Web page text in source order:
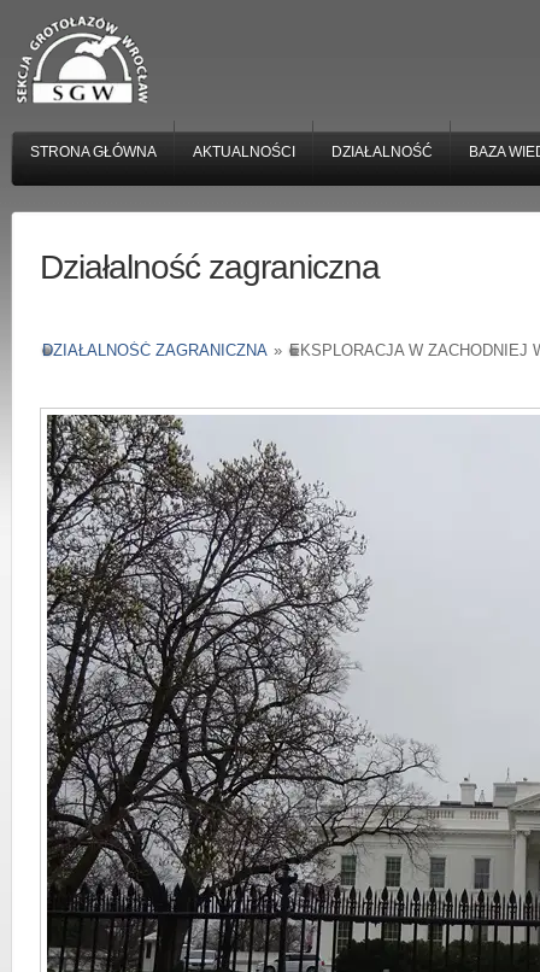
STRONA GŁÓWNA AKTUALNOŚCI DZIAŁALNOŚĆ BAZA
Działalność zagraniczna
DZIAŁALNOŚĆ ZAGRANICZNA » EKSPLORACJA W ZACHODNIEJ